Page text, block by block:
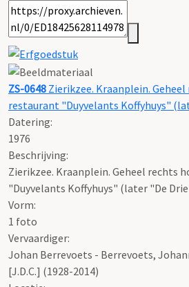
ZS-0648 Zierikzee. Kraanplein.
restaurant "Duyvelants Koffyhuys"
Datering:
1976
Beschrijving:
Zierikzee. Kraanplein. Geheel rechts
"Duyvelants Koffyhuys" (later "De
Vorm:
1 foto
Vervaardiger:
Johan Berrevoets - Berrevoets,
[J.D.C.] (1928-2014)